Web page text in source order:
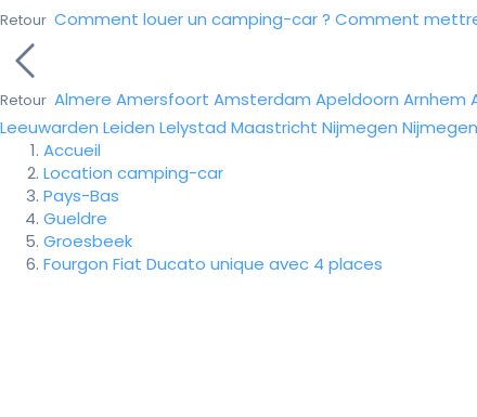
Retour Comment louer un camping-car ? Comment
Retour Almere Amersfoort Amsterdam Apeldoorn Arnhem
Leeuwarden Leiden Lelystad Maastricht Nijmegen Nijmegen
Accueil
Location camping-car
Pays-Bas
Gueldre
Groesbeek
Fourgon Fiat Ducato unique avec 4 places